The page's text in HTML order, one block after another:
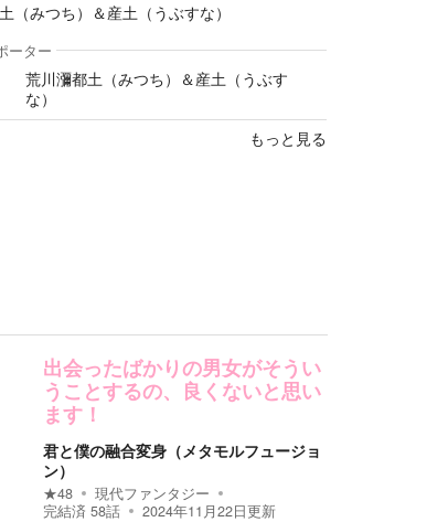
（みつち）＆産土（うぶすな）
ーター
荒川瀰都土（みつち）＆産土（うぶす
な）
もっと見る
出会ったばかりの男女がそうい
うことするの、良くないと思い
ます！
君と僕の融合変身（メタモルフュージョ
ン）
★48
現代ファンタジー
完結済 58話 2024年11月22日更新